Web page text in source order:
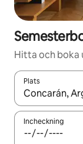
Hitta och boka
Plats
När resultaten
Incheckning